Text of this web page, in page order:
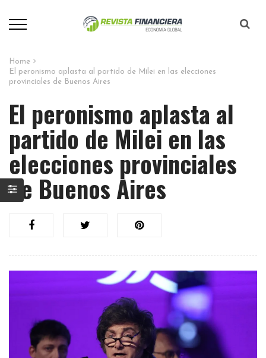
Home
El peronismo aplasta al partido de Milei en las elecciones
provinciales de Buenos Aires
El peronismo aplasta al
partido de Milei en las
elecciones provinciales
de Buenos Aires